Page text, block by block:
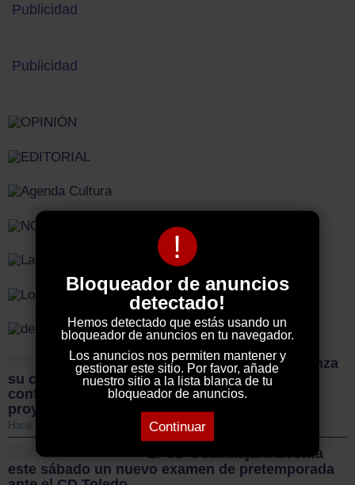
!
Bloqueador de anuncios
detectado!
Hemos detectado que estás usando un
bloqueador de anuncios en tu navegador.
Los anuncios nos permiten mantener y
gestionar este sitio. Por favor, añade
nuestro sitio a la lista blanca de tu
bloqueador de anuncios.
Continuar
Publicidad
Publicidad
El Sporting Cabanillas lanza
su campaña de abonados y mantiene la
confianza en Alfonso Gutiérrez para el nuevo
proyecto
Hace 11 horas
El CD Guadalajara afronta
este sábado un nuevo examen de pretemporada